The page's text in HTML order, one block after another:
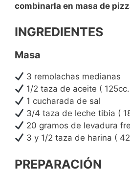
combinarla en masa de
INGREDIENTES
Masa
3 remolachas medianas
1/2 taza de aceite (
1 cucharada de sal
3/4 taza de leche tibia (
20 gramos de levadura
3 y 1/2 taza de harina (
PREPARACIÓN